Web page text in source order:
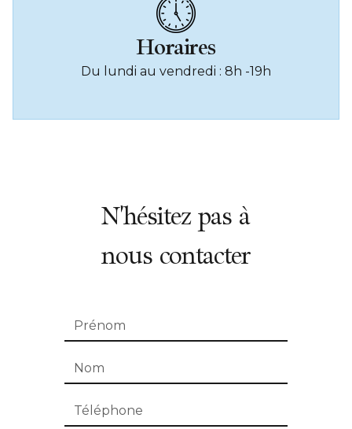
Horaires
Du lundi au vendredi : 8h -19h
N'hésitez pas à
nous contacter